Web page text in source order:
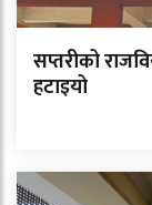
सप्तरीको
हटाइयो